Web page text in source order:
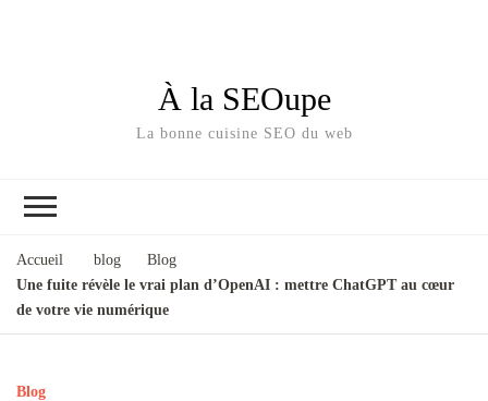
À la SEOupe
La bonne cuisine SEO du web
Accueil blog
Blog
Une fuite révèle le vrai plan d’OpenAI : mettre ChatGPT au cœur
de votre vie numérique
Blog